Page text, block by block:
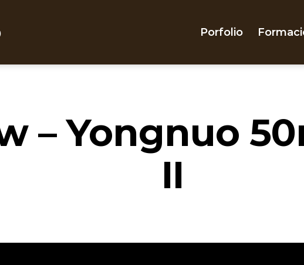
Porfolio
– Yongnuo
II